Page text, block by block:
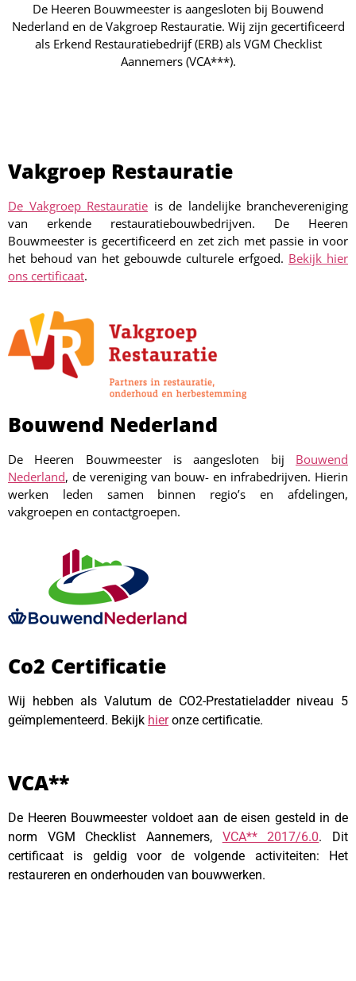
De Heeren Bouwmeester is aangesloten bij Bouwend
Nederland en de Vakgroep Restauratie. Wij zijn gecertificeerd
als Erkend Restauratiebedrijf (ERB) als VGM Checklist
Aannemers (VCA***).
Vakgroep Restauratie
De Vakgroep Restauratie is de landelijke branchevereniging
van erkende restauratiebouwbedrijven. De Heeren
Bouwmeester is gecertificeerd en zet zich met passie in voor
het behoud van het gebouwde culturele erfgoed. Bekijk hier
ons certificaat.
Bouwend Nederland
De Heeren Bouwmeester is aangesloten bij Bouwend
Nederland, de vereniging van bouw- en infrabedrijven. Hierin
werken leden samen binnen regio’s en afdelingen,
vakgroepen en contactgroepen.
Co2 Certificatie
Wij hebben als Valutum de CO2-Prestatieladder niveau 5
geïmplementeerd. Bekijk hieronze certificatie.
VCA**
De Heeren Bouwmeester voldoet aan de eisen gesteld in de
norm VGM Checklist Aannemers, VCA** 2017/6.0. Dit
certificaat is geldig voor de volgende activiteiten: Het
restaureren en onderhouden van bouwwerken.